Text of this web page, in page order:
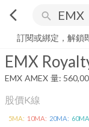
arrow_back_ios search
EMX Royalty
訂閱或綁定，解鎖
EMX
EMX AMEX 量:
股價K線
5MA: 10MA: 20MA: 60